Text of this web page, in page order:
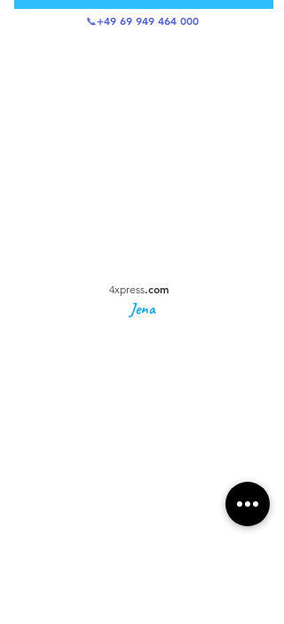
📞+49 69 949 464 000
4xpress.com
Jena